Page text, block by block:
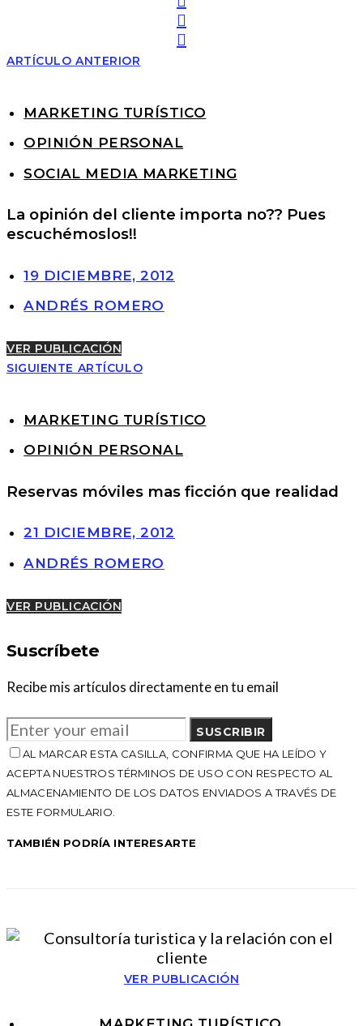
ARTÍCULO ANTERIOR
MARKETING TURÍSTICO
OPINIÓN PERSONAL
SOCIAL MEDIA MARKETING
La opinión del cliente importa no?? Pues
escuchémoslos!!
19 DICIEMBRE, 2012
ANDRÉS ROMERO
VER PUBLICACIÓN
SIGUIENTE ARTÍCULO
MARKETING TURÍSTICO
OPINIÓN PERSONAL
Reservas móviles mas ficción que realidad
21 DICIEMBRE, 2012
ANDRÉS ROMERO
VER PUBLICACIÓN
Suscríbete
Recibe mis artículos directamente en tu email
SUSCRIBIR
AL MARCAR ESTA CASILLA, CONFIRMA QUE HA LEÍDO Y
ACEPTA NUESTROS TÉRMINOS DE USO CON RESPECTO AL
ALMACENAMIENTO DE LOS DATOS ENVIADOS A TRAVÉS DE
ESTE FORMULARIO.
TAMBIÉN PODRÍA INTERESARTE
VER PUBLICACIÓN